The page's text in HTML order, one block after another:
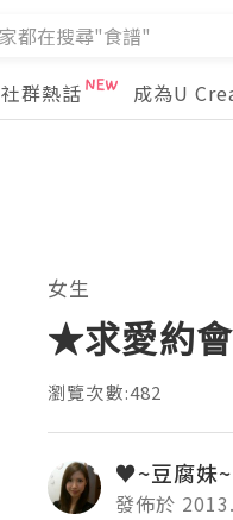
社群熱話 成為U
女生
★求愛約
瀏覽次數:482
♥~豆腐妹
發佈於